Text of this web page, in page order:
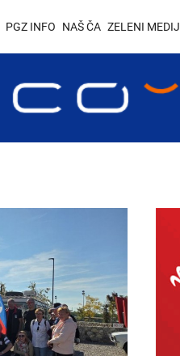
PGZ INFO NAŠ ČA ZELENI MEDIJ